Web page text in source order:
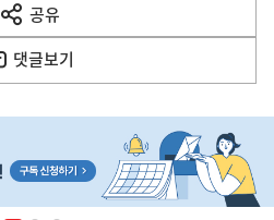
공유
열
기
댓글보기